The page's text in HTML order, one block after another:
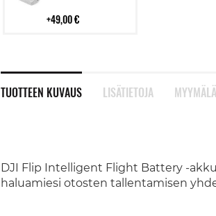
49,00 €
TUOTTEEN KUVAUS
DJI Flip Intelligent Flight Battery -
haluamiesi otosten tallentamisen
LISÄTIETOJA